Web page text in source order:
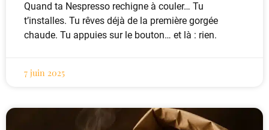
Quand ta Nespresso rechigne à couler… Tu
t’installes. Tu rêves déjà de la première gorgée
chaude. Tu appuies sur le bouton… et là : rien.
7 juin 2025